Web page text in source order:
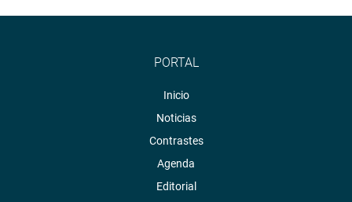
PORTAL
Inicio
Noticias
Contrastes
Agenda
Editorial